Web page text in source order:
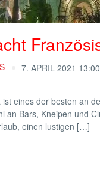
7. APRIL 2021 13:00
eines der besten an
an Bars, Kneipen und
einen lustigen […]